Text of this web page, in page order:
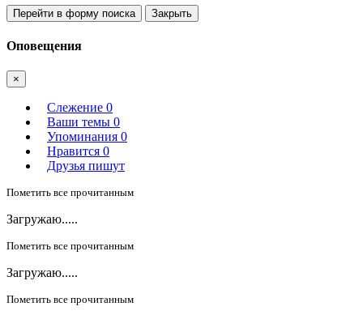
Перейти в форму поиска Закрыть
Оповещения
×
Слежение 0
Ваши темы 0
Упоминания 0
Нравится 0
Друзья пишут
Пометить все прочитанным
Загружаю.....
Пометить все прочитанным
Загружаю.....
Пометить все прочитанным